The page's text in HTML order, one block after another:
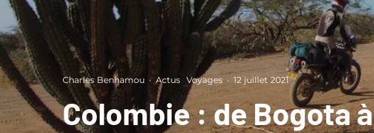
Charles Benhamou · Actus Voyages · 12 juillet 2021
Colombie : de Bogota